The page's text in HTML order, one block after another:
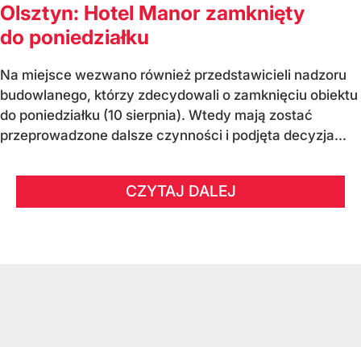
Olsztyn: Hotel Manor zamknięty
do poniedziałku
Na miejsce wezwano również przedstawicieli nadzoru
budowlanego, którzy zdecydowali o zamknięciu obiektu
do poniedziałku (10 sierpnia). Wtedy mają zostać
przeprowadzone dalsze czynności i podjęta decyzja...
CZYTAJ DALEJ